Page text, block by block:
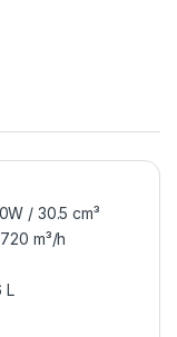
/ 30.5 cm³
m³/h
L